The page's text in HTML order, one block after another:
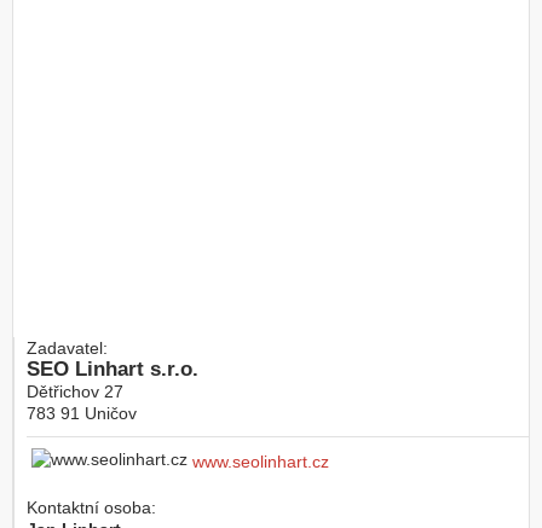
Zadavatel:
SEO Linhart s.r.o.
Dětřichov 27
783 91 Uničov
www.seolinhart.cz
Kontaktní osoba: